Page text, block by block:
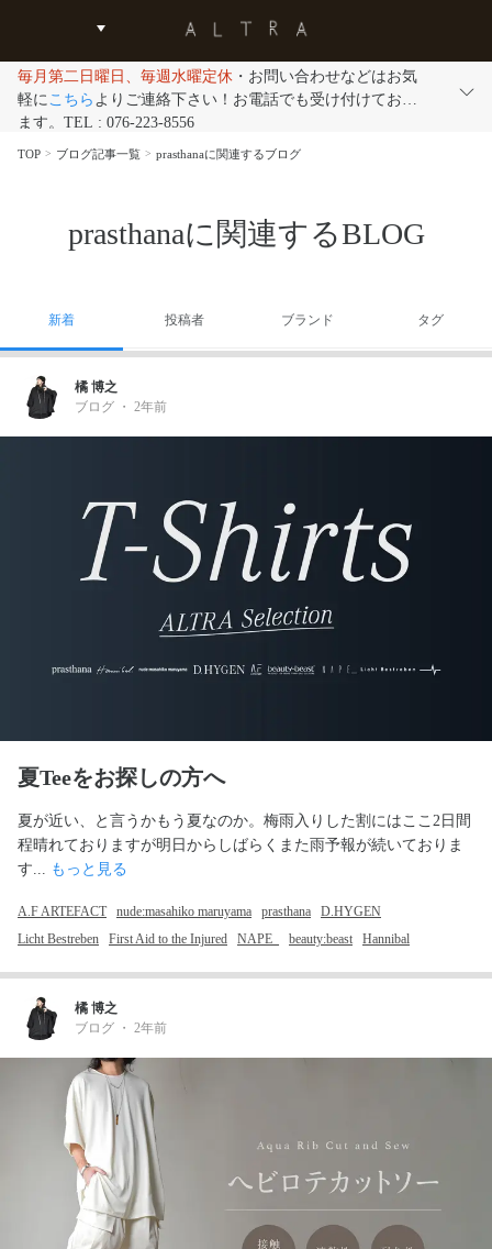
毎月第二日曜日、毎週水曜定休 ・お問い合わせなどはお気
軽にこちら よりご連絡下さい！お電話でも受け付けており
ます。TEL : 076-223-8556
TOP ブログ記事一覧 prasthanaに関連するブログ
prasthanaに関連するBLOG
新着 投稿者 ブランド タグ
橘 博之
ブログ ・ 2年前
夏Teeをお探しの方へ
夏が近い、と言うかもう夏なのか。梅雨入りした割にはここ2日間
程晴れておりますが明日からしばらくまた雨予報が続いておりま
す... もっと見る
A.F ARTEFACT nude:masahiko maruyama prasthana
D.HYGEN
Licht Bestreben
First Aid to the Injured NAPE_ beauty:beast Hannibal
橘 博之
ブログ ・ 2年前